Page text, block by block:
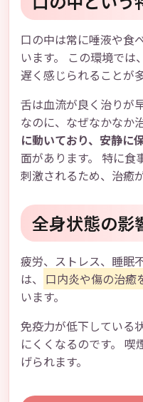
口の中は常に唾液や食
います。 この環境では
遅く感じられることが
舌は血流が良く治りが
なのに、なぜなかなか
に動いており、安静に
面があります。 特に食
刺激されるため、治癒
全身状態の影
疲労、ストレス、睡眠
は、
口内炎や傷の治癒
います。
免疫力が低下している
にくくなるのです。
げられます。